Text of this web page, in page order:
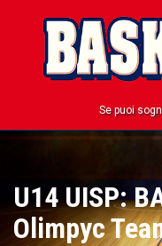
Se puoi
U14 UISP:
Olimpyc